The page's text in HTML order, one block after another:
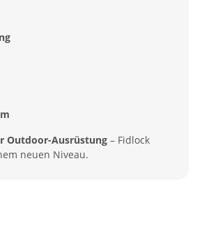
Outdoor-Ausrüstung – Fidlock
neuen Niveau.